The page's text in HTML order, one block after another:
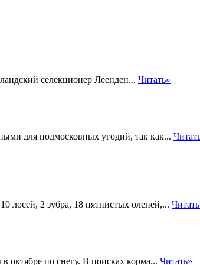
селекционер Леенден... Читать»
для подмосковных угодий, так как...
лосей, 2 зубра, 18 пятнистых оленей,...
по снегу. В поисках корма... Читать»